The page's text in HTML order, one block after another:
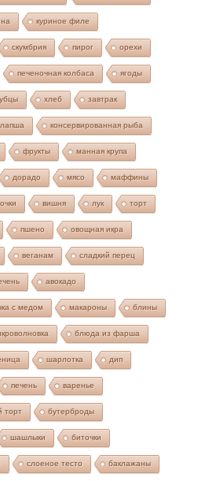
куриное филе
скумбрия пирог орехи
печеночная колбаса ягоды
хлеб завтрак
лапша консервированная рыба
фрукты манная крупа
дорадо мясо маффины
вишня лук торт
пшено овощная икра
веганам сладкий перец
авокадо
с медом макароны блины
блюда из фарша
шарлотка дип
печень варенье
торт бутерброды
шашлыки биточки
слоеное тесто баклажаны